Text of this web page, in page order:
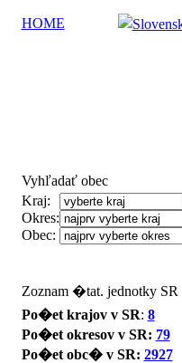
HOME
Vyhľadať obec
Kraj:
Okres:
Obec:
Zoznam �tat. jednotky SR
Po�et krajov v SR: 8
Po�et okresov v SR: 79
Po�et obc� v SR: 2927